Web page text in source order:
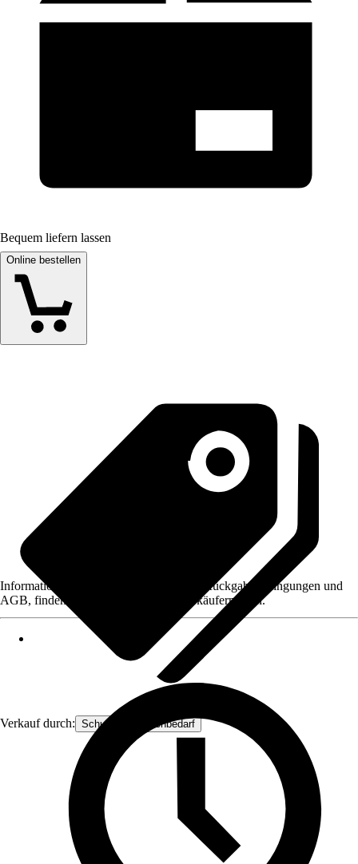
Bequem liefern lassen
Online bestellen
Verkauf durch: Schuster-Floristenbedarf
Informationen des Verkäufers, wie z. B. Rückgabebedingungen und
AGB, finden Sie bei Klick auf den Verkäufernamen.